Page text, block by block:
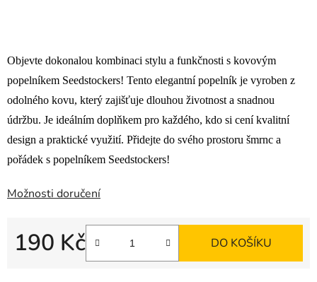
Objevte dokonalou kombinaci stylu a funkčnosti s kovovým
popelníkem Seedstockers! Tento elegantní popelník je vyroben z
odolného kovu, který zajišťuje dlouhou životnost a snadnou
údržbu. Je ideálním doplňkem pro každého, kdo si cení kvalitní
design a praktické využití. Přidejte do svého prostoru šmrnc a
pořádek s popelníkem Seedstockers!
Možnosti doručení
190 Kč DO KOŠÍKU